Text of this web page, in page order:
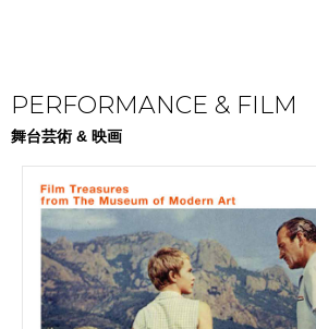
PERFORMANCE & FILM
舞台芸術 & 映画